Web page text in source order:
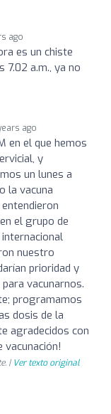
ago
es un chiste
7.02 a.m., ya no
ago
en el que hemos
y
un lunes a
la vacuna
entendieron
el grupo de
nuestro
prioridad y
vacunarnos.
programamos
dosis de la
agradecidos con
vacunación!
| Ver texto original